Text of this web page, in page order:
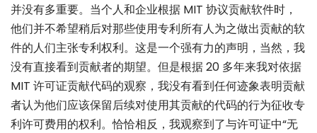
并没有多重要。当个人和企业根据 MIT 协议贡献软件时，
他们并不希望稍后对那些使用专利所有人为之做出贡献的软
件的人们主张专利权利。这是一个强有力的声明，当然，我
没有直接看到贡献者的期望。但是根据 20 多年来我对依据
MIT 许可证贡献代码的观察，我没有看到任何迹象表明贡献
者认为他们应该保留后续对使用其贡献的代码的行为征收专
利许可费用的权利。恰恰相反，我观察到了与许可证中“无